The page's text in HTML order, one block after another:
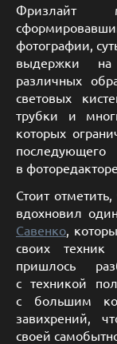
Фризлайт
фотографии,
выдержки на
различных
световых
трубки и
которых
в фоторедакторе.
Стоит
вдохновил
Савенко ,
своих
пришлось
с техникой
с большим
завихрений,
своей